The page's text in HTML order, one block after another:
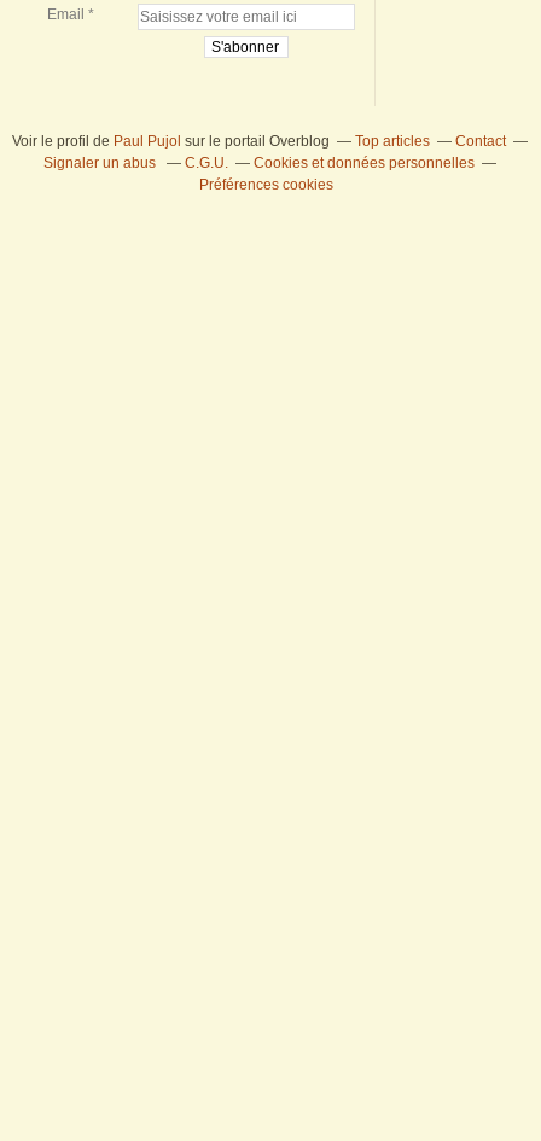
Email
Voir le profil de Paul Pujol sur le portail Overblog Top articles
Contact
Signaler un abus
C.G.U.
Cookies et données personnelles
Préférences cookies